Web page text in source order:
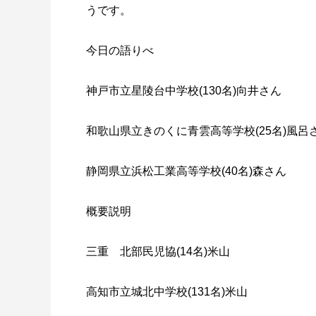
うです。
今日の語りべ
神戸市立星陵台中学校(130名)向井さん
和歌山県立きのくに青雲高等学校(25名)風呂
静岡県立浜松工業高等学校(40名)森さん
概要説明
三重 北部民児協(14名)米山
高知市立城北中学校(131名)米山